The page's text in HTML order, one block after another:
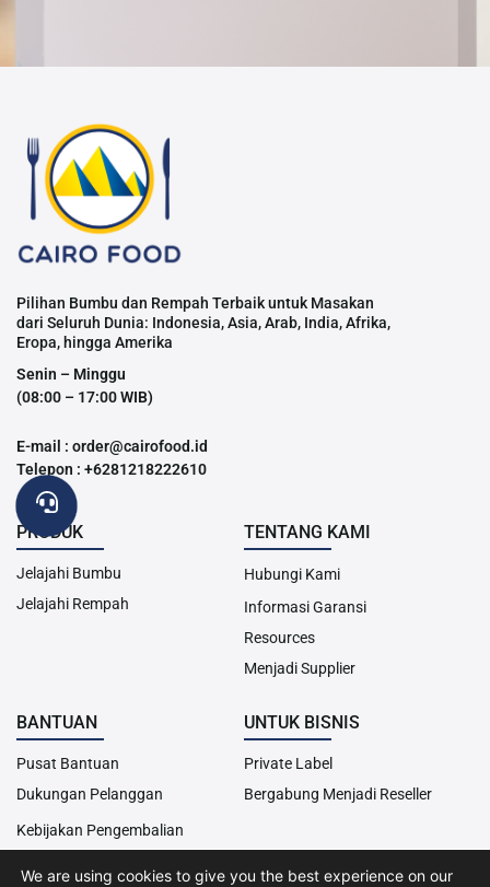
Pilihan Bumbu dan Rempah Terbaik untuk Masakan
dari Seluruh Dunia: Indonesia, Asia, Arab, India, Afrika,
Eropa, hingga Amerika
Senin – Minggu
(08:00 – 17:00 WIB)
E-mail : order@cairofood.id
Telepon : +6281218222610
PRODUK
Jelajahi Bumbu
Jelajahi Rempah
TENTANG KAMI
Hubungi Kami
Informasi Garansi
Resources
Menjadi Supplier
BANTUAN
Pusat Bantuan
Dukungan Pelanggan
Kebijakan Pengembalian
UNTUK BISNIS
Private Label
Bergabung Menjadi Reseller
We are using cookies to give you the best experience on our